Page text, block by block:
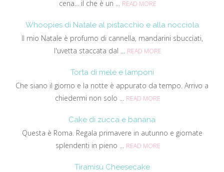
cena... il che è un ... READ MORE
Whoopies di Natale al pistacchio e alla nocciola
Il mio Natale è profumo di cannella, mandarini sbucciati,
l'uvetta staccata dal ... READ MORE
Torta di mele e lamponi
Che siano il giorno e la notte è appurato da tempo. Arrivo a
chiedermi non solo ... READ MORE
Cake di zucca e banana
Questa è Roma. Regala primavere in autunno e giornate
splendenti in pieno ... READ MORE
Tiramisù Cheesecake